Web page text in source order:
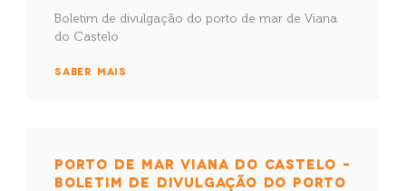
Boletim de divulgação do porto de mar de Viana
do Castelo
SABER MAIS
PORTO DE MAR VIANA DO CASTELO –
BOLETIM DE DIVULGAÇÃO DO PORTO